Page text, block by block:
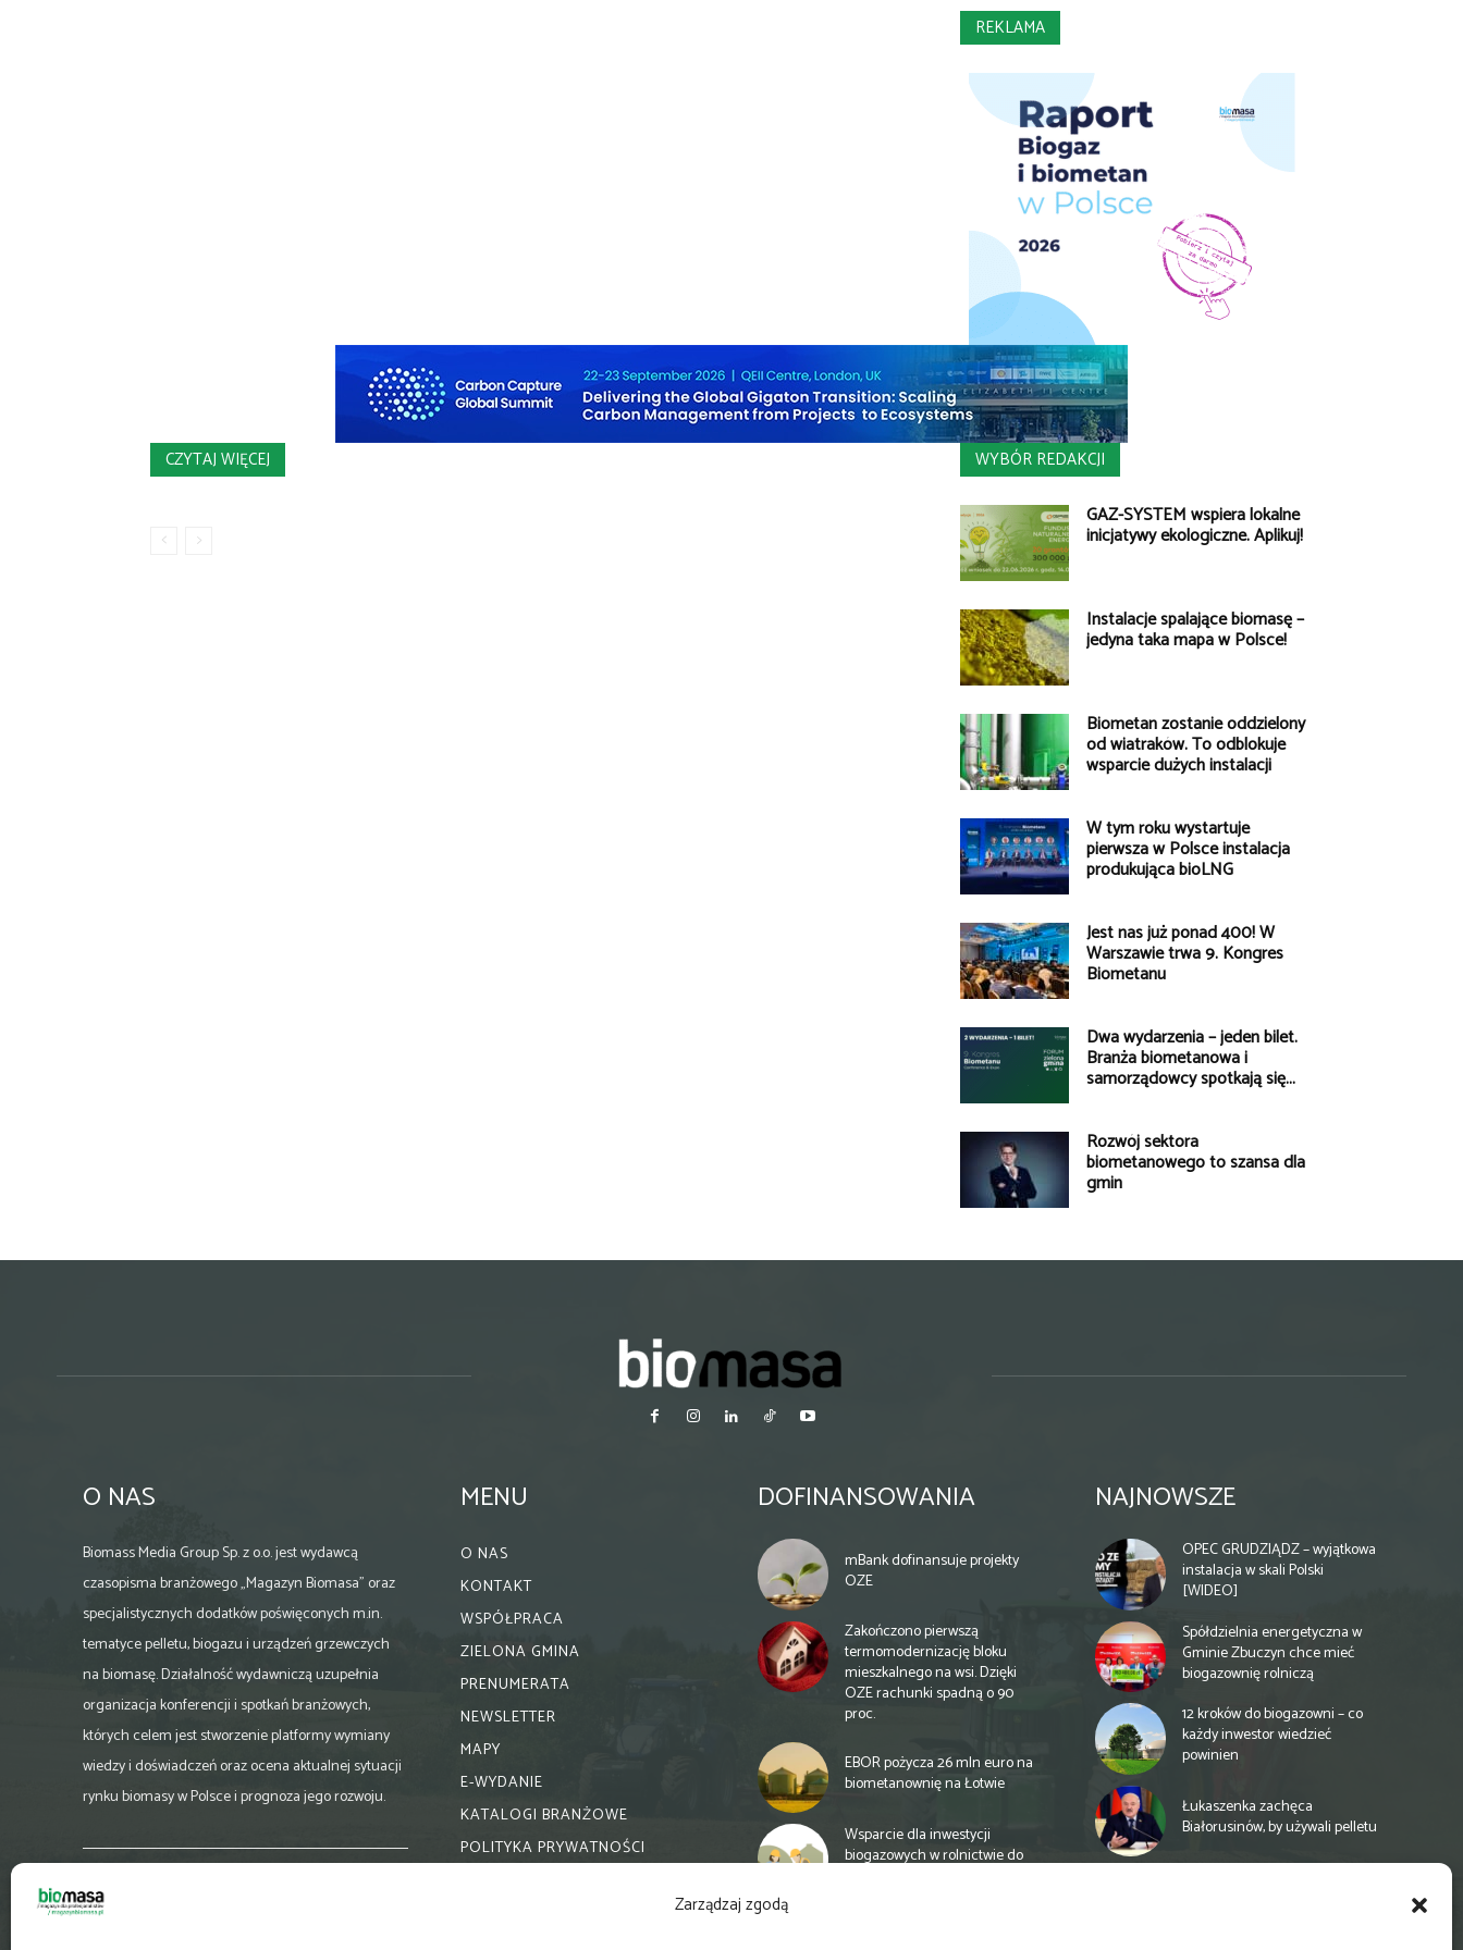
Zarządzaj zgodą
REKLAMA
CZYTAJ WIĘCEJ WYBÓR REDAKCJI
GAZ-SYSTEM wspiera lokalne
inicjatywy ekologiczne. Aplikuj!
Instalacje spalające biomasę –
jedyna taka mapa w Polsce!
Biometan zostanie oddzielony
od wiatraków. To odblokuje
wsparcie dużych instalacji
W tym roku wystartuje
pierwsza w Polsce instalacja
produkująca bioLNG
Jest nas już ponad 400! W
Warszawie trwa 9. Kongres
Biometanu
Dwa wydarzenia – jeden bilet.
Branża biometanowa i
samorządowcy spotkają się...
Rozwój sektora
biometanowego to szansa dla
gmin
O NAS
Biomass Media Group Sp. z o.o. jest wydawcą
czasopisma branżowego „Magazyn Biomasa” oraz
specjalistycznych dodatków poświęconych m.in.
tematyce pelletu, biogazu i urządzeń grzewczych
na biomasę. Działalność wydawniczą uzupełnia
organizacja konferencji i spotkań branżowych,
których celem jest stworzenie platformy wymiany
wiedzy i doświadczeń oraz ocena aktualnej sytuacji
rynku biomasy w Polsce i prognoza jego rozwoju.
biuro@magazynbiomasa.pl
MENU
O NAS
KONTAKT
WSPÓŁPRACA
ZIELONA GMINA
PRENUMERATA
NEWSLETTER
MAPY
E-WYDANIE
KATALOGI BRANŻOWE
POLITYKA PRYWATNOŚCI
DOFINANSOWANIA
mBank dofinansuje projekty
OZE
Zakończono pierwszą
termomodernizację bloku
mieszkalnego na wsi. Dzięki
OZE rachunki spadną o 90
proc.
EBOR pożycza 26 mln euro na
biometanownię na Łotwie
Wsparcie dla inwestycji
biogazowych w rolnictwie do
NAJNOWSZE
OPEC GRUDZIĄDZ – wyjątkowa
instalacja w skali Polski
[WIDEO]
Spółdzielnia energetyczna w
Gminie Zbuczyn chce mieć
biogazownię rolniczą
12 kroków do biogazowni – co
każdy inwestor wiedzieć
powinien
Łukaszenka zachęca
Białorusinów, by używali pelletu